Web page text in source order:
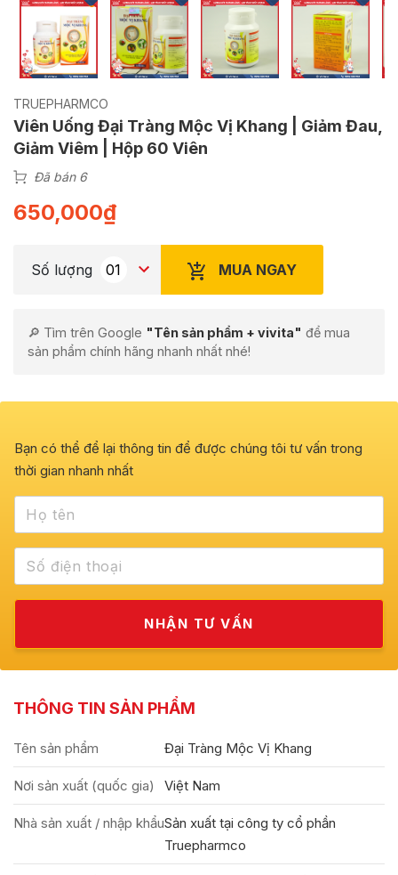
TRUEPHARMCO
Viên Uống Đại Tràng Mộc Vị Khang | Giảm Đau,
Giảm Viêm | Hộp 60 Viên
Đã bán 6
650,000₫
Số lượng MUA NGAY
🔎 Tìm trên Google "Tên sản phẩm + vivita" để mua
sản phẩm chính hãng nhanh nhất nhé!
Bạn có thể để lại thông tin để được chúng tôi tư vấn trong
thời gian nhanh nhất
THÔNG TIN SẢN PHẨM
Tên sản phẩm Đại Tràng Mộc Vị Khang
Nơi sản xuất (quốc gia) Việt Nam
Nhà sản xuất / nhập khẩuSản xuất tại công ty cổ phần
Truepharmco